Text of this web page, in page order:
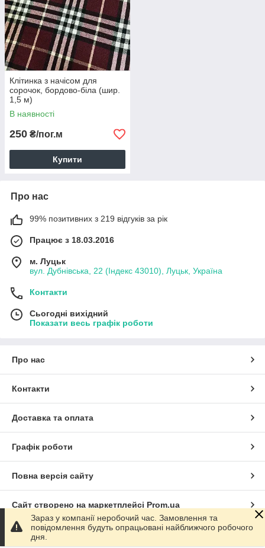
Клітинка з начісом для
сорочок, бордово-біла (шир.
1,5 м)
В наявності
250 ₴/пог.м
Купити
Про нас
99% позитивних з 219 відгуків за рік
Працює з 18.03.2016
м. Луцьк
вул. Дубнівська, 22 (Індекс 43010), Луцьк, Україна
Контакти
Сьогодні вихідний
Показати весь графік роботи
Про нас
Контакти
Доставка та оплата
Графік роботи
Повна версія сайту
Сайт створено на маркетплейсі Prom.ua
Політика конфіденційності
Зараз у компанії неробочий час. Замовлення та
повідомлення будуть опрацьовані найближчого робочого
дня.